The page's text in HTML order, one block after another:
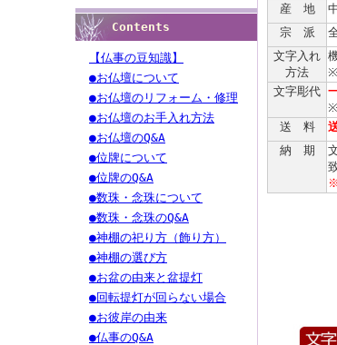
Contents
【仏事の豆知識】
●お仏壇について
●お仏壇のリフォーム・修理
●お仏壇のお手入れ方法
●お仏壇のQ&A
●位牌について
●位牌のQ&A
●数珠・念珠について
●数珠・念珠のQ&A
●神棚の祀り方（飾り方）
●神棚の選び方
●お盆の由来と盆提灯
●回転提灯が回らない場合
●お彼岸の由来
●仏事のQ&A
産 地
宗 派
文字入れ
方法
※
文字彫代
※
送 料
納 期